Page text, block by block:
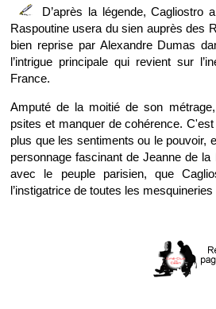
D’après la légende,
Raspoutine usera du sien auprès des
bien reprise par Alexandre Dumas
l’intrigue principale qui revient sur
France.
Amputé de la moitié de son métrage,
psites et manquer de cohérence.
plus que les sentiments ou le
personnage fascinant de Jeanne de
avec le peuple parisien, que
l’instigatrice de toutes les